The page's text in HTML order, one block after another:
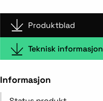
Produktblad
Teknisk informasjon
Informasjon